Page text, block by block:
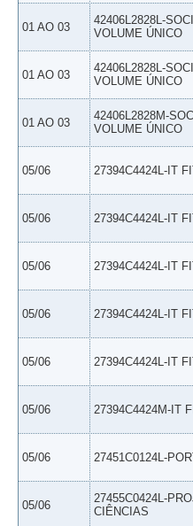
01 AO 03
42406L2828L-
VOLUME ÚNICO
01 AO 03
42406L2828L-
VOLUME ÚNICO
01 AO 03
42406L2828M-
VOLUME ÚNICO
05/06 27394C4424L-IT
05/06 27394C4424L-IT
05/06 27394C4424L-IT
05/06 27394C4424L-IT
05/06 27394C4424L-IT
05/06 27394C4424M-IT
05/06 27451C0124L-
05/06
27455C0424L-
CIÊNCIAS